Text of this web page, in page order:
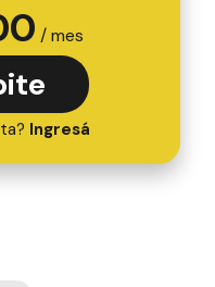
/ mes
Ingresá